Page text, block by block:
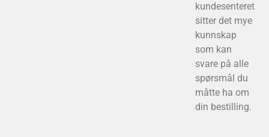
kundesenteret
sitter det mye
kunnskap
som kan
svare på alle
spørsmål du
måtte ha om
din bestilling.